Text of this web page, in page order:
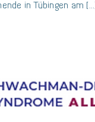
in Tübingen am [...]